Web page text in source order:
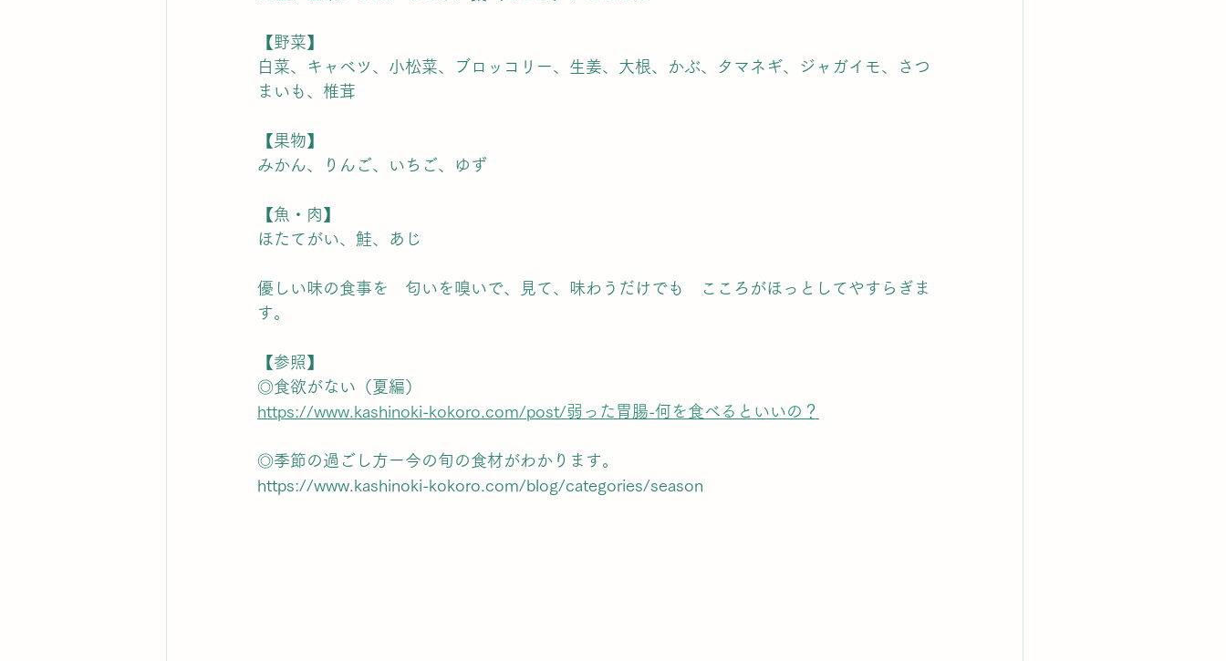
【野菜】
白菜、キャベツ、小松菜、ブロッコリー、生姜、大根、かぶ、タマネギ、ジャガイモ、さつ
まいも、椎茸
【果物】
みかん、りんご、いちご、ゆず
【魚・肉】
ほたてがい、鮭、あじ
優しい味の食事を　匂いを嗅いで、見て、味わうだけでも　こころがほっとしてやすらぎま
す。
【参照】
◎食欲がない（夏編）
https://www.kashinoki-kokoro.com/post/弱った胃腸-何を食べるといいの？
◎季節の過ごし方ー今の旬の食材がわかります。
https://www.kashinoki-kokoro.com/blog/categories/season